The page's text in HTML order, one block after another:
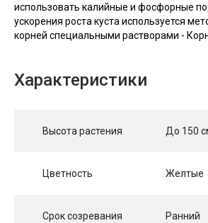
использовать калийные и фосфорные
ускорения роста куста используется
корней специальными растворами -
Характеристики
Высота растения До 150
Цветность Желтые
Срок созревания Ранний